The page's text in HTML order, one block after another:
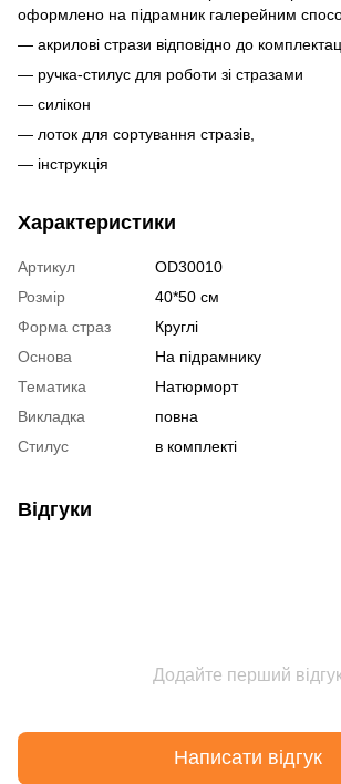
оформлено на підрамник галерейним
— акрилові стрази відповідно до
— ручка-стилус для роботи зі стразами
— силікон
— лоток для сортування стразів,
— інструкція
Характеристики
Артикул
OD30010
Розмір
40*50 см
Форма страз
Круглі
Основа
На підрамнику
Тематика
Натюрморт
Викладка
повна
Стилус
в комплекті
Відгуки
Додайте перший
Написати відгук